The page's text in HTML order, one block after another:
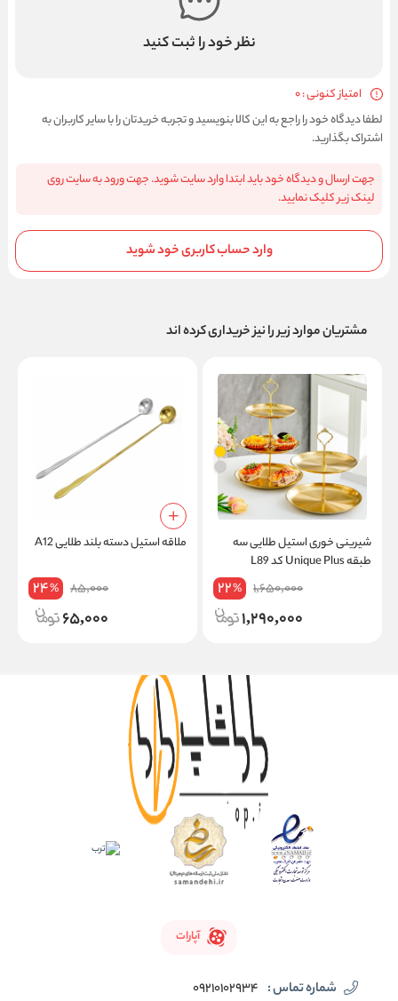
نظر خود را ثبت کنید
امتیاز کنونی : 0
لطفا دیدگاه خود را راجع به این کالا بنویسید و تجربه خریدتان را با سایر کاربران به
اشتراک بگذارید.
جهت ارسال و دیدگاه خود باید ابتدا وارد سایت شوید. جهت ورود به سایت روی
لینک زیر کلیک نمایید.
وارد حساب کاربری خود شوید
مشتریان موارد زیر را نیز خریداری کرده اند
شیرینی خوری استیل طلایی سه
طبقه Unique Plus کد L89
1,650,000
22%
1,290,000
ملاقه استیل دسته بلند طلایی A12
85,000
24%
65,000
آپارات
شماره تماس : 09210102934